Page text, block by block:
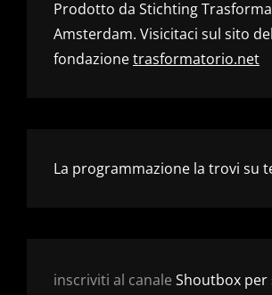
Prodotto da Stichting
Amsterdam. Visicitaci sul sito
fondazionetrasformatorio.net
La programmazione la trovi su
inscriviti al canale Shoutbox per